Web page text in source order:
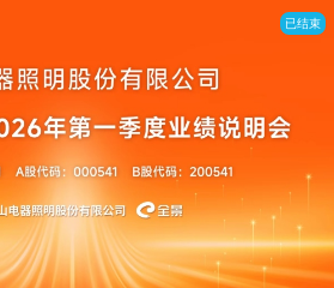
已结束